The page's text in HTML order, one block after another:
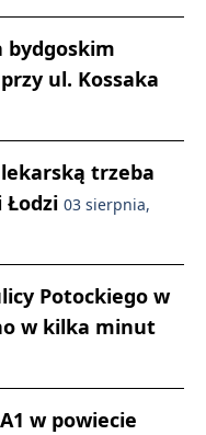
bydgoskim
ul. Kossaka
trzeba
Łodzi 03 sierpnia,
Potockiego w
w kilka minut
w powiecie